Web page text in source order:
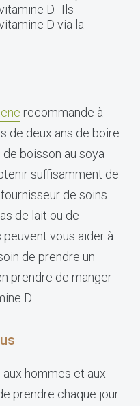
D. Ils
D via la
recommande à
de deux ans de boire
boisson au soya
suffisamment de
de soins
de lait ou de
vous aider à
de prendre un
prendre de manger
D.
hommes et aux
prendre chaque jour